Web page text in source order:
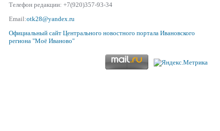
Телефон редакции: +7(920)357-93-34
Email:otk28@yandex.ru
Официальный сайт Центрального новостного портала Ивановского
региона "Моё Иваново"